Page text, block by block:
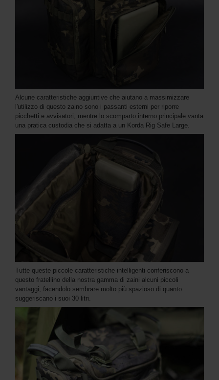
Alcune caratteristiche aggiuntive che aiutano a massimizzare
l'utilizzo di questo zaino sono i passanti esterni per riporre
picchetti e avvisatori, mentre lo scomparto interno principale vanta
una pratica custodia che si adatta a un Korda Rig Safe Large.
Tutte queste piccole caratteristiche intelligenti conferiscono a
questo fratellino della nostra gamma di zaini alcuni piccoli
vantaggi, facendolo sembrare molto più spazioso di quanto
suggeriscano i suoi 30 litri.